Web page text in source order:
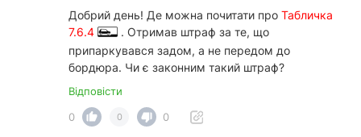
Добрий день! Де можна почитати про Табличка
7.6.4
. Отримав штраф за те, що
припаркувався задом, а не передом до
бордюра. Чи є законним такий штраф?
Відповісти
0
0 0